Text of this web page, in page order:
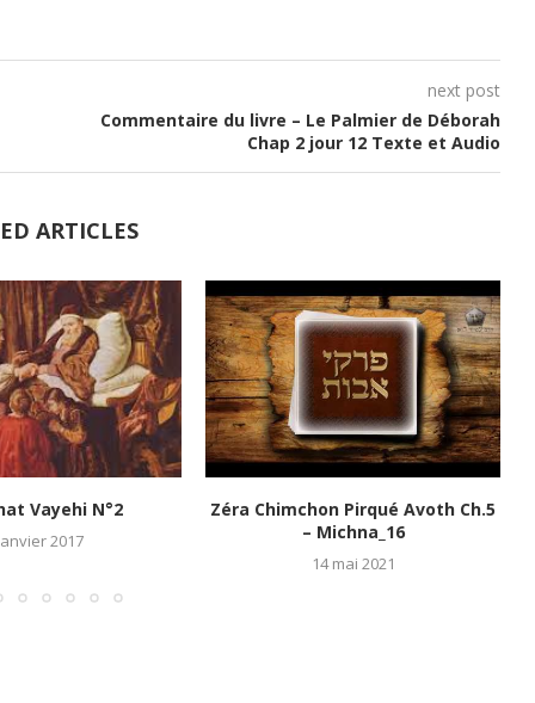
next post
Commentaire du livre – Le Palmier de Déborah
Chap 2 jour 12 Texte et Audio
ARTICLES
Vayehi N°2
2017
Zéra Chimchon Pirqué Avoth Ch.5
– Michna_16
14 mai 2021